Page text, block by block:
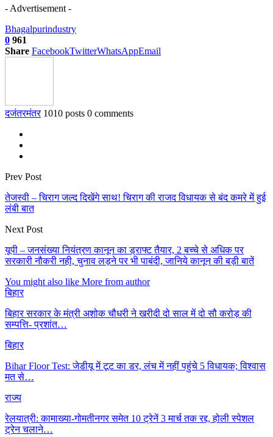
- Advertisement -
Bhagalpurindustry
0 961
Share FacebookTwitterWhatsAppEmail
दजंतरमंतर 1010 posts 0 comments
Prev Post
तेजस्वी – चिराग जल्द दिखेंगे साथ! चिराग की राजद विधायक से बंद कमरे में हुई
लंबी बात
Next Post
यूपी – जनसंख्या नियंत्रण कानून का ड्राफ्ट तैयार, 2 बच्चे से अधिक पर
सरकारी नौकरी नही, चुनाव लड़ने पर भी पाबंदी, जानिये कानून की बड़ी बातें
You might also like More from author
बिहार
बिहार सरकार के मंत्री अशोक चौधरी ने खरीदी दो साल में दो सौ करोड़ की
सम्पत्ति- प्रशांत…
बिहार
Bihar Floor Test: जेडीयू में टूट का डर, लंच में नहीं पहुंचे 5 विधायक; विश्वास
मत से…
राज्य
रेलयात्री: कामाख्या-गोमतीनगर समेत 10 ट्रेनें 3 मार्च तक रद्द, होली स्पेशल
ट्रेन चलाने…